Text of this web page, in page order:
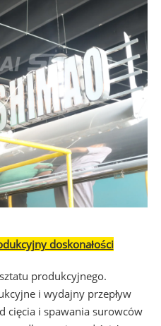
doskonałości
produkcyjnego.
i wydajny przepływ
cięcia i spawania surowców